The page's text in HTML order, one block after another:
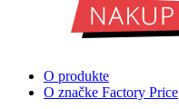
O produkte
O značke Factory Price